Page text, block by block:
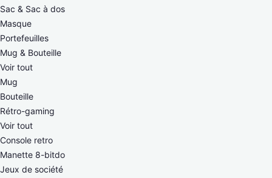
Sac & Sac à dos
Masque
Portefeuilles
Mug & Bouteille
Voir tout
Mug
Bouteille
Rétro-gaming
Voir tout
Console retro
Manette 8-bitdo
Jeux de société